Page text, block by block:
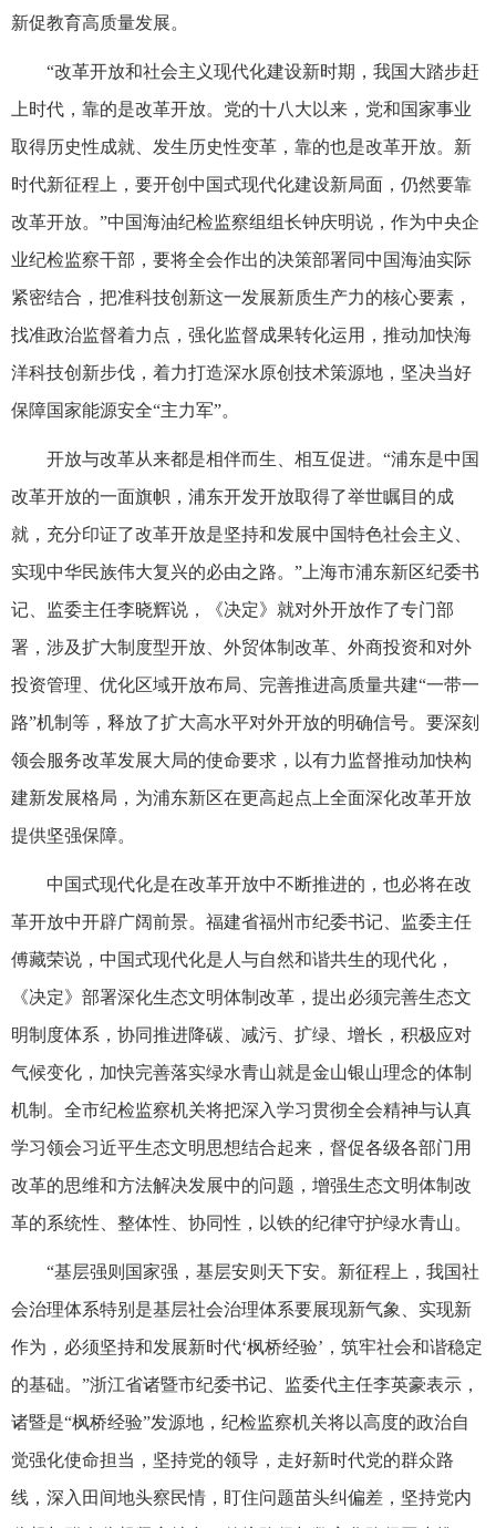
新促教育高质量发展。
“改革开放和社会主义现代化建设新时期，我国大踏步赶
上时代，靠的是改革开放。党的十八大以来，党和国家事业
取得历史性成就、发生历史性变革，靠的也是改革开放。新
时代新征程上，要开创中国式现代化建设新局面，仍然要靠
改革开放。”中国海油纪检监察组组长钟庆明说，作为中央企
业纪检监察干部，要将全会作出的决策部署同中国海油实际
紧密结合，把准科技创新这一发展新质生产力的核心要素，
找准政治监督着力点，强化监督成果转化运用，推动加快海
洋科技创新步伐，着力打造深水原创技术策源地，坚决当好
保障国家能源安全“主力军”。
开放与改革从来都是相伴而生、相互促进。“浦东是中国
改革开放的一面旗帜，浦东开发开放取得了举世瞩目的成
就，充分印证了改革开放是坚持和发展中国特色社会主义、
实现中华民族伟大复兴的必由之路。”上海市浦东新区纪委书
记、监委主任李晓辉说，《决定》就对外开放作了专门部
署，涉及扩大制度型开放、外贸体制改革、外商投资和对外
投资管理、优化区域开放布局、完善推进高质量共建“一带一
路”机制等，释放了扩大高水平对外开放的明确信号。要深刻
领会服务改革发展大局的使命要求，以有力监督推动加快构
建新发展格局，为浦东新区在更高起点上全面深化改革开放
提供坚强保障。
中国式现代化是在改革开放中不断推进的，也必将在改
革开放中开辟广阔前景。福建省福州市纪委书记、监委主任
傅藏荣说，中国式现代化是人与自然和谐共生的现代化，
《决定》部署深化生态文明体制改革，提出必须完善生态文
明制度体系，协同推进降碳、减污、扩绿、增长，积极应对
气候变化，加快完善落实绿水青山就是金山银山理念的体制
机制。全市纪检监察机关将把深入学习贯彻全会精神与认真
学习领会习近平生态文明思想结合起来，督促各级各部门用
改革的思维和方法解决发展中的问题，增强生态文明体制改
革的系统性、整体性、协同性，以铁的纪律守护绿水青山。
“基层强则国家强，基层安则天下安。新征程上，我国社
会治理体系特别是基层社会治理体系要展现新气象、实现新
作为，必须坚持和发展新时代‘枫桥经验’，筑牢社会和谐稳定
的基础。”浙江省诸暨市纪委书记、监委代主任李英豪表示，
诸暨是“枫桥经验”发源地，纪检监察机关将以高度的政治自
觉强化使命担当，坚持党的领导，走好新时代党的群众路
线，深入田间地头察民情，盯住问题苗头纠偏差，坚持党内